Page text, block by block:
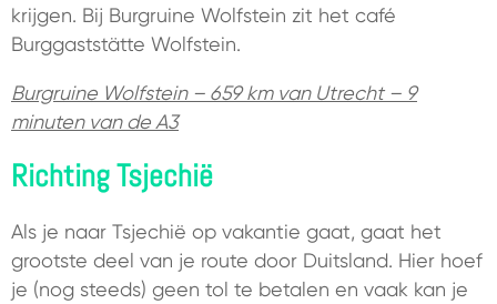
krijgen. Bij Burgruine Wolfstein zit het café
Burggaststätte Wolfstein.
Burgruine Wolfstein – 659 km van Utrecht – 9
minuten van de A3
Richting Tsjechië
Als je naar Tsjechië op vakantie gaat, gaat het
grootste deel van je route door Duitsland. Hier hoef
je (nog steeds) geen tol te betalen en vaak kan je